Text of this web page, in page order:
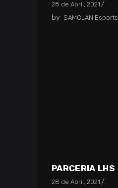
28 de Abril, 2021
by SAMCLAN Esports
PARCERIA LHS
28 de Abril, 2021